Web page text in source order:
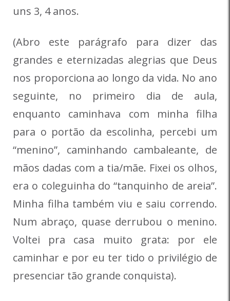
uns 3, 4 anos.
(Abro este parágrafo para dizer das
grandes e eternizadas alegrias que Deus
nos proporciona ao longo da vida. No ano
seguinte, no primeiro dia de aula,
enquanto caminhava com minha filha
para o portão da escolinha, percebi um
“menino”, caminhando cambaleante, de
mãos dadas com a tia/mãe. Fixei os olhos,
era o coleguinha do “tanquinho de areia”.
Minha filha também viu e saiu correndo.
Num abraço, quase derrubou o menino.
Voltei pra casa muito grata: por ele
caminhar e por eu ter tido o privilégio de
presenciar tão grande conquista).